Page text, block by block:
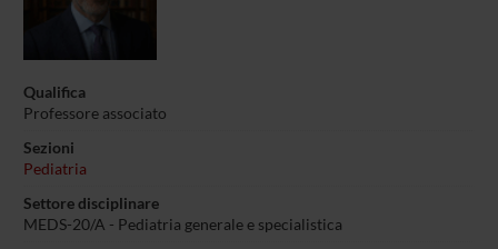
Qualifica
Professore associato
Sezioni
Pediatria
Settore disciplinare
MEDS-20/A - Pediatria generale e specialistica